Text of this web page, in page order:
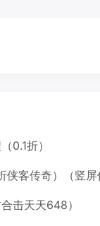
0.1折）
客传奇）（竖屏
击天天648）